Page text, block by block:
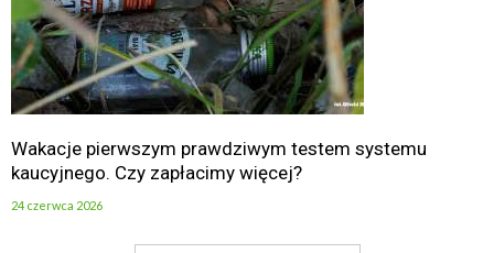
Wakacje pierwszym prawdziwym testem systemu
kaucyjnego. Czy zapłacimy więcej?
24 czerwca 2026